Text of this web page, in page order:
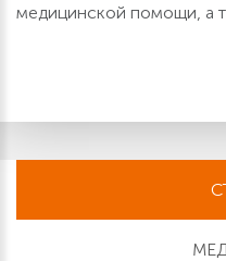
медицинской помощи, а